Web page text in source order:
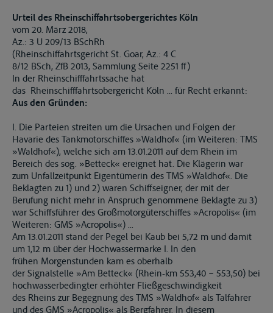
Urteil des Rheinschiffahrtsobergerichtes Köln
vom 20. März 2018,
Az.: 3 U 209/13 BSchRh
(Rheinschiffahrtsgericht St. Goar, Az.: 4 C
8/12 BSch, ZfB 2013, Sammlung Seite 2251 ff)
In der Rheinschifffahrtssache hat
das Rheinschifffahrtsobergericht Köln ... für Recht erkannt:
Aus den Gründen:
I. Die Parteien streiten um die Ursachen und Folgen der
Havarie des Tankmotorschiffes »Waldhof« (im Weiteren: TMS
»Waldhof«), welche sich am 13.01.2011 auf dem Rhein im
Bereich des sog. »Betteck« ereignet hat. Die Klägerin war
zum Unfallzeitpunkt Eigentümerin des TMS »Waldhof«. Die
Beklagten zu 1) und 2) waren Schiffseigner, der mit der
Berufung nicht mehr in Anspruch genommene Beklagte zu 3)
war Schiffsführer des Großmotorgüterschiffes »Acropolis« (im
Weiteren: GMS »Acropolis«) ...
Am 13.01.2011 stand der Pegel bei Kaub bei 5,72 m und damit
um 1,12 m über der Hochwassermarke I. In den
frühen Morgenstunden kam es oberhalb
der Signalstelle »Am Betteck« (Rhein-km 553,40 – 553,50) bei
hochwasserbedingter erhöhter Fließgeschwindigkeit
des Rheins zur Begegnung des TMS »Waldhof« als Talfahrer
und des GMS »Acropolis« als Bergfahrer. In diesem